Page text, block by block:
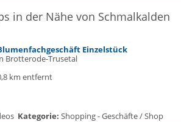
in der Nähe von Schmalkalden
Einzelstück
Brotterode-Trusetal
km entfernt
Kategorie: Shopping - Geschäfte / Shop